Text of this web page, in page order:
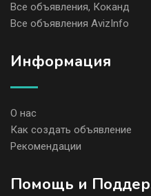
Все объявления, Коканд
Все объявления AvizInfo
Информация
О нас
Как создать объявление
Рекомендации
Помощь и